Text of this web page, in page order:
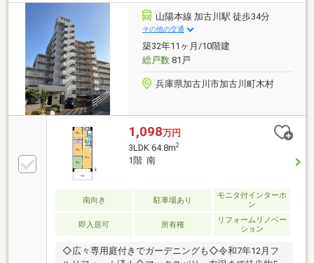
山陽本線 加古川駅 徒歩34分
その他の交通
築32年11ヶ月/10階建
総戸数81戸
兵庫県加古川市加古川町木村
1,098万円
3LDK 64.8m2
1階 南
南向き 駐車場あり
モニタ付インターホ
ン
即入居可 所有権
リフォームリノベー
ション
◇広々専用庭付きでガーデニングも◇令和7年12月フ